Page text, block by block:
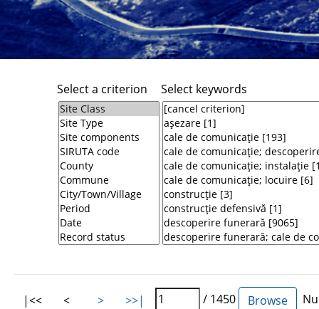
Select a criterion Select keywords
|<< < > >>| / 1450